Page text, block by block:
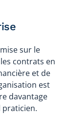
sur le
contrats en
et de
est
davantage
praticien.